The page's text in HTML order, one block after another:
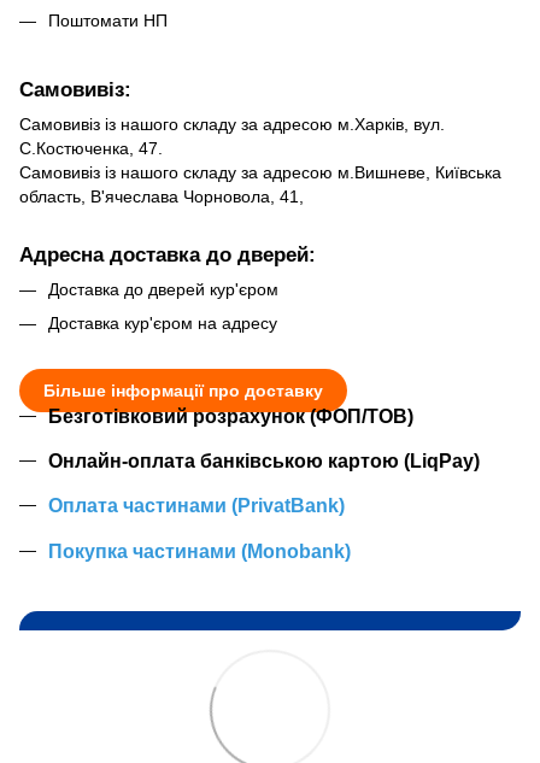
Поштомати НП
Самовивіз:
Самовивіз із нашого складу за адресою м.Харків, вул.
С.Костюченка, 47.
Самовивіз із нашого складу за адресою м.Вишневе, Київська
область, В'ячеслава Чорновола, 41,
Адресна доставка до дверей:
Доставка до дверей кур'єром
Доставка кур'єром на адресу
Більше інформації про доставку
Безготівковий розрахунок (ФОП/ТОВ)
Онлайн-оплата банківською картою (LiqPay)
Оплата частинами (PrivatBank)
Покупка частинами (Monobank)